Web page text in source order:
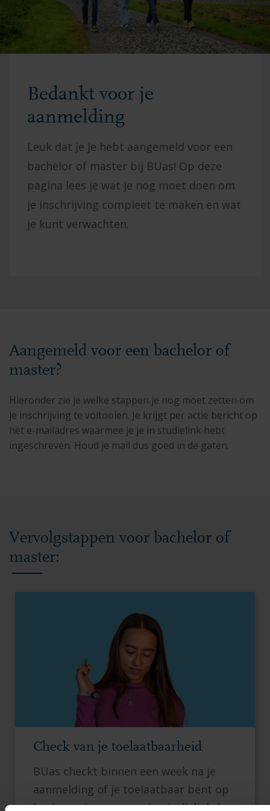
Bedankt voor je
aanmelding
Leuk dat je je hebt aangemeld voor een
bachelor of master bij BUas! Op deze
pagina lees je wat je nog moet doen om
je inschrijving compleet te maken en wat
je kunt verwachten.
Aangemeld voor een bachelor of
master?
Hieronder zie je welke stappen je nog moet zetten om
je inschrijving te voltooien. Je krijgt per actie bericht op
het e-mailadres waarmee je je in studielink hebt
ingeschreven. Houd je mail dus goed in de gaten.
Vervolgstappen voor bachelor of
master:
Check van je toelaatbaarheid
BUas checkt binnen een week na je
aanmelding of je toelaatbaar bent op
basis van je gegevens in studielink. Je